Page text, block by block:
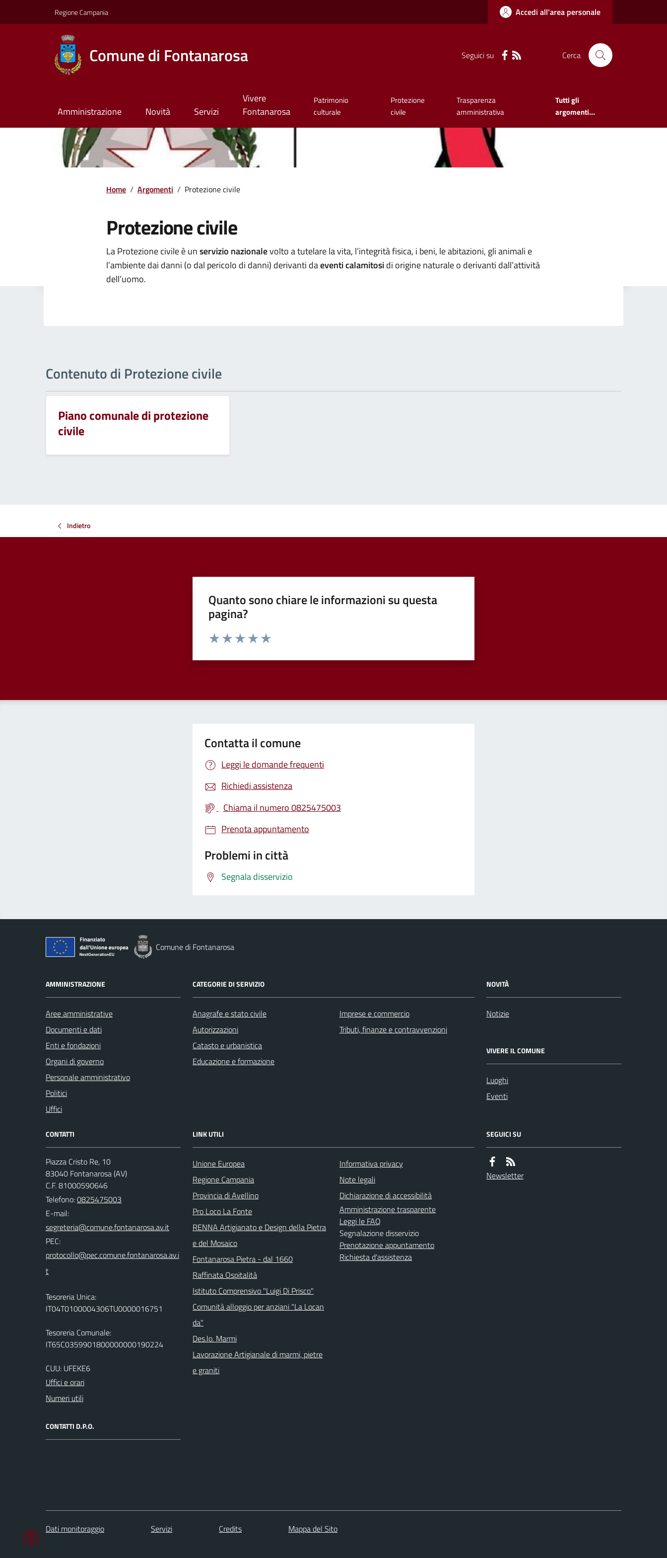
Regione Campania Accedi all'area personale
Comune di Fontanarosa Seguici su Cerca
Amministrazione Novità Servizi
Vivere
Fontanarosa
Patrimonio
culturale
Protezione
civile
Trasparenza
amministrativa
Tutti gli
argomenti...
Home / Argomenti / Protezione civile
Protezione civile
La Protezione civile è unservizio nazionalevolto a tutelare la vita, l’integrità fisica, i beni, le abitazioni, gli animali e
l’ambiente dai danni (o dal pericolo di danni) derivanti daeventi calamitosidi origine naturale o derivanti dall’attività
dell’uomo.
Contenuto di Protezione civile
Piano comunale di protezione
civile
Indietro
Quanto sono chiare le informazioni su questa
pagina?
Valuta da 1 a 5 stelle la pagina
Contatta il comune
Leggi le domande frequenti
Richiedi assistenza
Chiama il numero 0825475003
Prenota appuntamento
Problemi in città
Segnala disservizio
Comune di Fontanarosa
AMMINISTRAZIONE
Aree amministrative
Documenti e dati
Enti e fondazioni
Organi di governo
Personale amministrativo
Politici
Uffici
CATEGORIE DI SERVIZIO
Anagrafe e stato civile
Autorizzazioni
Catasto e urbanistica
Educazione e formazione
Imprese e commercio
Tributi, finanze e contravvenzioni
NOVITÀ
Notizie
VIVERE IL COMUNE
Luoghi
Eventi
CONTATTI
Piazza Cristo Re, 10
83040 Fontanarosa (AV)
C.F. 81000590646
Telefono:0825475003
E-mail:
PEC:
Tesoreria Unica:
IT04T0100004306TU0000016751
Tesoreria Comunale:
IT65C0359901800000000190224
CUU: UFEKE6
Uffici e orari
Numeri utili
CONTATTI D.P.O.
LINK UTILI
Unione Europea
Regione Campania
Provincia di Avellino
Pro Loco La Fonte
RENNA Artigianato e Design della Pietra
e del Mosaico
Fontanarosa Pietra - dal 1660
Raffinata Ospitalità
Istituto Comprensivo "Luigi Di Prisco"
Comunità alloggio per anziani "La Locan
da"
Des.Io. Marmi
Lavorazione Artigianale di marmi, pietre
e graniti
Informativa privacy
Note legali
Dichiarazione di accessibilità
Amministrazione trasparente
Leggi le FAQ
Segnalazione disservizio
Prenotazione appuntamento
Richiesta d'assistenza
SEGUICI SU
Newsletter
Dati monitoraggio Servizi Credits Mappa del Sito